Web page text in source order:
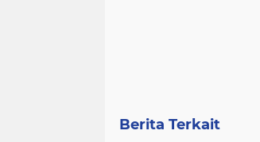
Berita Terkait